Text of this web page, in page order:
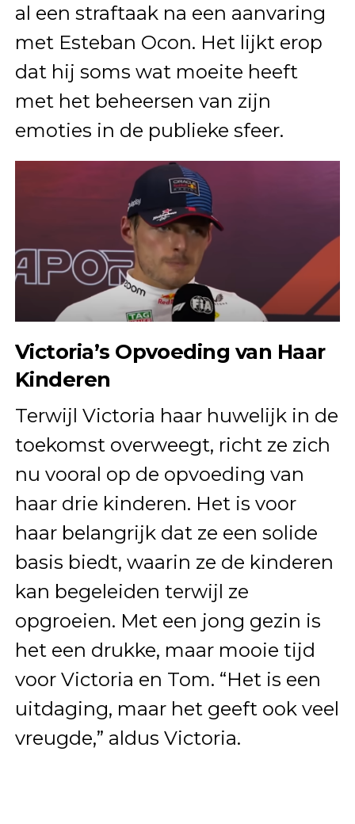
al een straftaak na een aanvaring
met Esteban Ocon. Het lijkt erop
dat hij soms wat moeite heeft
met het beheersen van zijn
emoties in de publieke sfeer.
Victoria’s Opvoeding van Haar
Kinderen
Terwijl Victoria haar huwelijk in de
toekomst overweegt, richt ze zich
nu vooral op de opvoeding van
haar drie kinderen. Het is voor
haar belangrijk dat ze een solide
basis biedt, waarin ze de kinderen
kan begeleiden terwijl ze
opgroeien. Met een jong gezin is
het een drukke, maar mooie tijd
voor Victoria en Tom. “Het is een
uitdaging, maar het geeft ook veel
vreugde,” aldus Victoria.